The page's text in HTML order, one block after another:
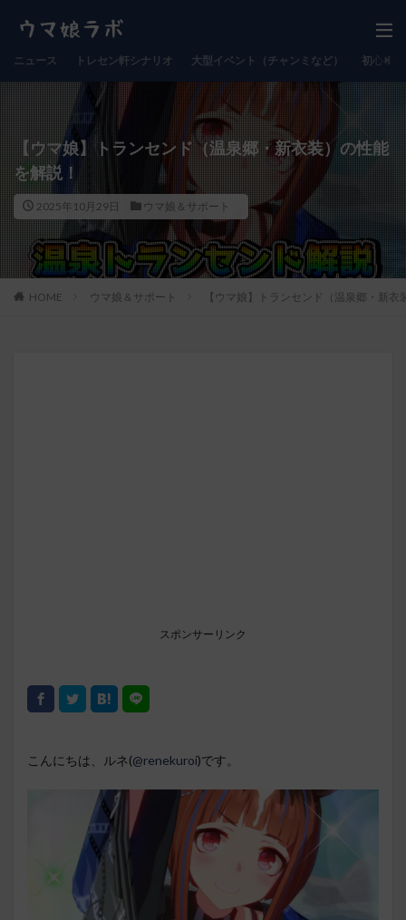
ニュース トレセン軒シナリオ 大型イベント（チャンミなど） 初心者
【ウマ娘】トランセンド（温泉郷・新衣装）の性能
を解説！
2025年10月29日 ウマ娘＆サポート
HOME ウマ娘＆サポート 【ウマ娘】トランセンド（温泉郷・新
スポンサーリンク
こんにちは、ルネ(@renekuroi)です。